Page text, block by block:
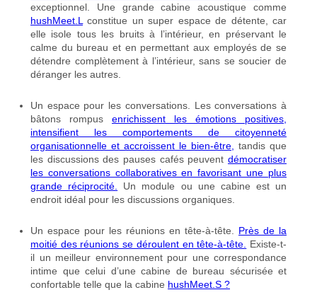
exceptionnel. Une grande cabine acoustique comme
hushMeet.L
constitue un super espace de détente, car
elle isole tous les bruits à l’intérieur, en préservant le
calme du bureau et en permettant aux employés de se
détendre complètement à l’intérieur, sans se soucier de
déranger les autres.
Un espace pour les conversations. Les conversations à
bâtons rompus enrichissent les émotions positives,
intensifient les comportements de citoyenneté
organisationnelle et accroissent le bien-être,
tandis que
les discussions des pauses cafés peuvent démocratiser
les conversations collaboratives en favorisant une plus
grande réciprocité.
Un module ou une cabine est un
endroit idéal pour les discussions organiques.
Un espace pour les réunions en tête-à-tête. Près de la
moitié des réunions se déroulent en tête-à-tête.
Existe-t-
il un meilleur environnement pour une correspondance
intime que celui d’une cabine de bureau sécurisée et
confortable telle que la cabine hushMeet.S ?